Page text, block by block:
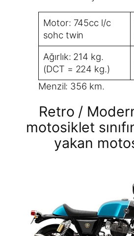
Motor: 745cc l/c
sohc twin
Ağırlık: 214 kg.
(DCT = 224 kg.)
Menzil: 356 km.
Retro /
motosiklet
yakan